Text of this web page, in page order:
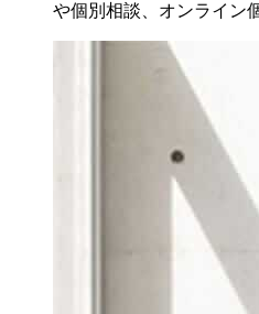
や個別相談、オンライン